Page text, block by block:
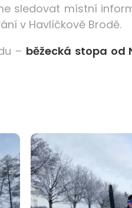
sledovat místní
v Havlíčkově Brodě.
– běžecká stopa od